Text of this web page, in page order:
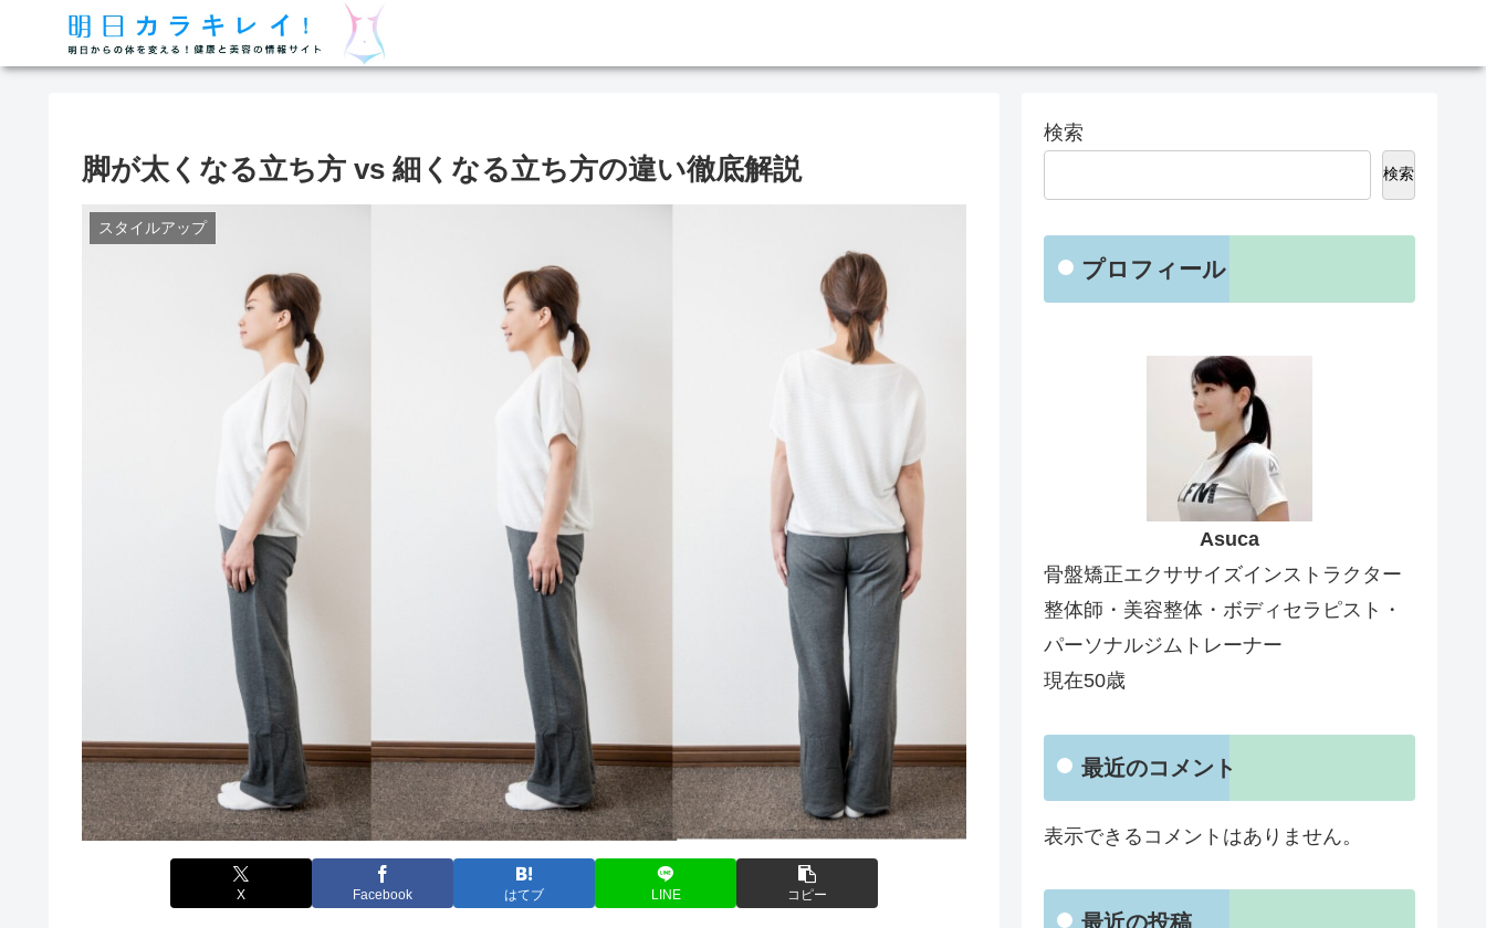
脚が太くなる立ち方 vs 細くなる立ち方の違い徹底解説
スタイルアップ
X Facebook はてブ LINE コピー
検索
検索
プロフィール
Asuca
骨盤矯正エクササイズインストラクター
整体師・美容整体・ボディセラピスト・
パーソナルジムトレーナー
現在50歳
最近のコメント
表示できるコメントはありません。
最近の投稿